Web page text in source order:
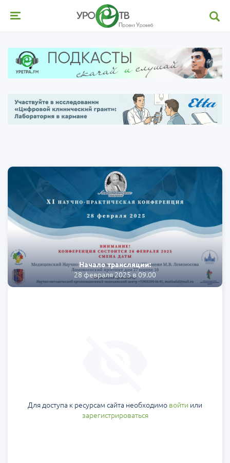
Начало трансляции:
28 февраля 2025 в 09.00
Для доступа к ресурсам сайта необходимо войти или
зарегистрироваться